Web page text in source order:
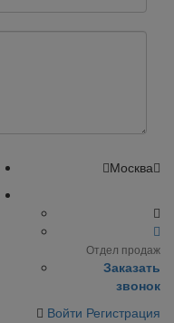
Москва
Отдел продаж
Заказать
звонок
Войти Регистрация